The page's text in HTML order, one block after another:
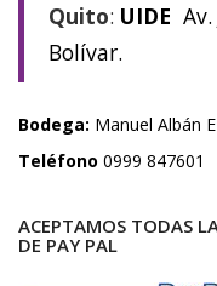
Quito: UIDE
Bolívar.
Bodega: Manuel Albán
Teléfono 0999 847601
ACEPTAMOS TODAS
DE PAY PAL